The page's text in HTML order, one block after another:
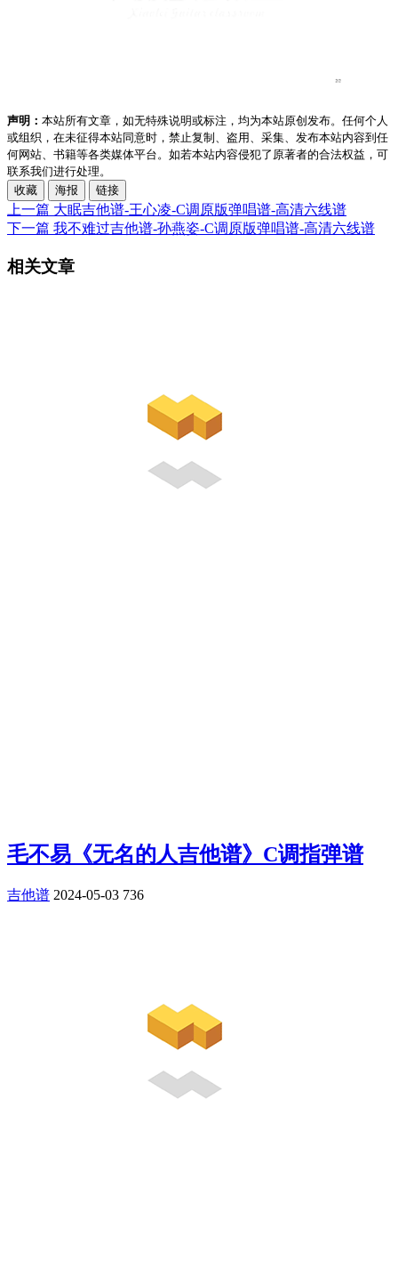
声明： 本站所有文章，如无特殊说明或标注，均为本站原创发布。任何个人
或组织，在未征得本站同意时，禁止复制、盗用、采集、发布本站内容到任
何网站、书籍等各类媒体平台。如若本站内容侵犯了原著者的合法权益，可
联系我们进行处理。
收藏
海报 链接
上一篇 大眠吉他谱-王心凌-C调原版弹唱谱-高清六线谱
下一篇 我不难过吉他谱-孙燕姿-C调原版弹唱谱-高清六线谱
相关文章
毛不易《无名的人吉他谱》C调指弹谱
吉他谱 2024-05-03 736